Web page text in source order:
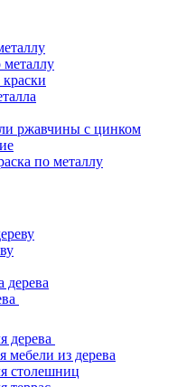
ржавчины с цинком
по металлу
дерева
дерева
мебели из дерева
столешниц